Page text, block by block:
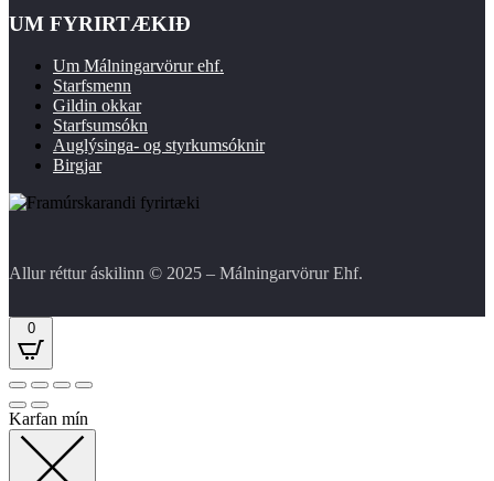
UM FYRIRTÆKIÐ
Um Málningarvörur ehf.
Starfsmenn
Gildin okkar
Starfsumsókn
Auglýsinga- og styrkumsóknir
Birgjar
Allur réttur áskilinn © 2025 – Málningarvörur Ehf.
0
Karfan mín